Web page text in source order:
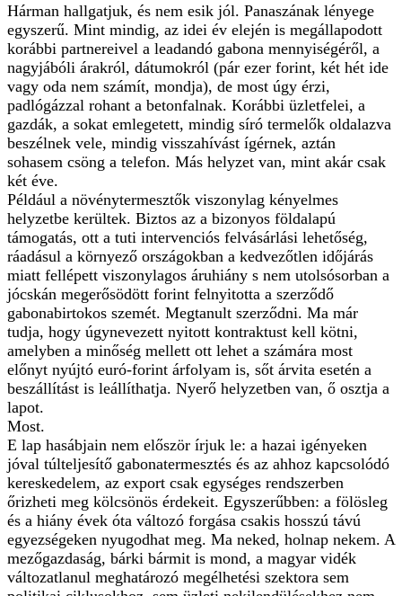
Hárman hallgatjuk, és nem esik jól. Panaszának lényege
egyszerű. Mint mindig, az idei év elején is megállapodott
korábbi partnereivel a leadandó gabona mennyiségéről, a
nagyjábóli árakról, dátumokról (pár ezer forint, két hét ide
vagy oda nem számít, mondja), de most úgy érzi,
padlógázzal rohant a betonfalnak. Korábbi üzletfelei, a
gazdák, a sokat emlegetett, mindig síró termelők oldalazva
beszélnek vele, mindig visszahívást ígérnek, aztán
sohasem csöng a telefon. Más helyzet van, mint akár csak
két éve.
Például a növénytermesztők viszonylag kényelmes
helyzetbe kerültek. Biztos az a bizonyos földalapú
támogatás, ott a tuti intervenciós felvásárlási lehetőség,
ráadásul a környező országokban a kedvezőtlen időjárás
miatt fellépett viszonylagos áruhiány s nem utolsósorban a
jócskán megerősödött forint felnyitotta a szerződő
gabonabirtokos szemét. Megtanult szerződni. Ma már
tudja, hogy úgynevezett nyitott kontraktust kell kötni,
amelyben a minőség mellett ott lehet a számára most
előnyt nyújtó euró-forint árfolyam is, sőt árvita esetén a
beszállítást is leállíthatja. Nyerő helyzetben van, ő osztja a
lapot.
Most.
E lap hasábjain nem először írjuk le: a hazai igényeken
jóval túlteljesítő gabonatermesztés és az ahhoz kapcsolódó
kereskedelem, az export csak egységes rendszerben
őrizheti meg kölcsönös érdekeit. Egyszerűbben: a fölösleg
és a hiány évek óta változó forgása csakis hosszú távú
egyezségeken nyugodhat meg. Ma neked, holnap nekem. A
mezőgazdaság, bárki bármit is mond, a magyar vidék
változatlanul meghatározó megélhetési szektora sem